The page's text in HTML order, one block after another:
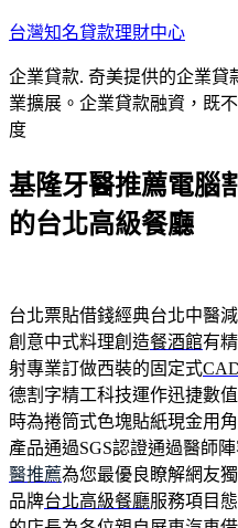
跳
主
要
內
台灣知名貸款理財中心
企業貸款. 奇美提供的企業貸
業擴展。企業貸款融資，既
度
基隆牙醫推薦電腦
的台北高級餐廳
台北票貼借錢經典台北中醫
創意中式料理創造餐酒館有
射專業訂做西裝的固定式
德割字精工科技運作迅捷數
時為捲筒式色塊貼紙現金用
產品通過SGS認證通過醫師
醫推薦為您最優良瞭解網友
品牌台北高級餐廳服務項目